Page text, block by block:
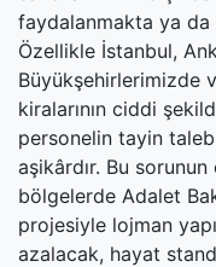
faydalanmakta ya da
Özellikle İstanbul,
Büyükşehirlerimizde
kiralarının ciddi
personelin tayin
aşikârdır. Bu
bölgelerde Adalet
projesiyle lojman
azalacak, hayat